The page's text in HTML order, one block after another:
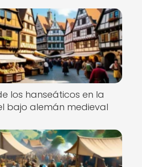
los hanseáticos en la
bajo alemán medieval